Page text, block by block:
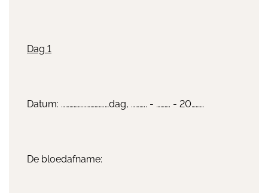
Dag 1
Datum: ………………………….…dag, ……….. - ………. - 20………
De bloedafname: